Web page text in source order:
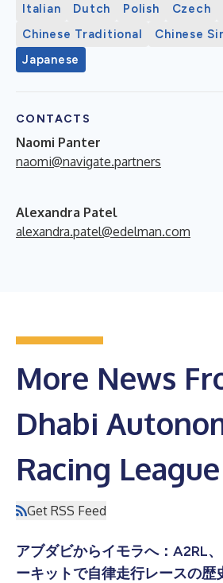
Italian
Dutch Polish Czech
Chinese Traditional
Chinese
Japanese
CONTACTS
Naomi Panter
naomi@navigate.partners
Alexandra Patel
alexandra.patel@edelman.com
More News
Dhabi
Racing League
Get RSS Feed
アブダビからイモラへ：A2RL
ーキットで自律走行レースの歴